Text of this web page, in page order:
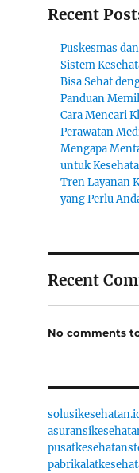
Recent
Puskesmas
Sistem
Bisa Sehat
Panduan
Cara Mencari
Perawatan
Mengapa
untuk
Tren Layanan
yang Perlu
Recent
No comments